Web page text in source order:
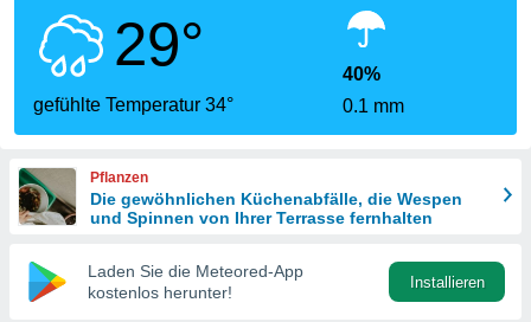
dass
sind.
diese
29°
gefühlte Temperatur 34°
40%
0.1 mm
Pflanzen
Die gewöhnlichen Küchenabfälle, die Wespen
und Spinnen von Ihrer Terrasse fernhalten
Laden Sie die Meteored-App
kostenlos herunter!
Installieren